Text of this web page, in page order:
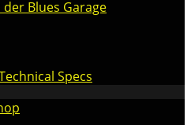
Blues Garage
Specs